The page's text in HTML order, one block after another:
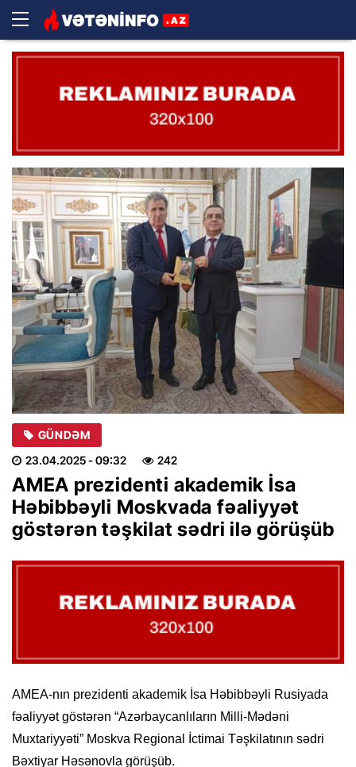
GÜNDƏM
23.04.2025- 09:32 242
AMEA prezidenti akademik İsa
Həbibbəyli Moskvada fəaliyyət
göstərən təşkilat sədri ilə görüşüb
AMEA-nın prezidenti akademik İsa Həbibbəyli Rusiyada
fəaliyyət göstərən “Azərbaycanlıların Milli-Mədəni
Muxtariyyəti” Moskva Regional İctimai Təşkilatının sədri
Bəxtiyar Həsənovla görüşüb.